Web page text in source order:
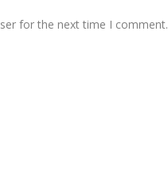
for the next time I comment.